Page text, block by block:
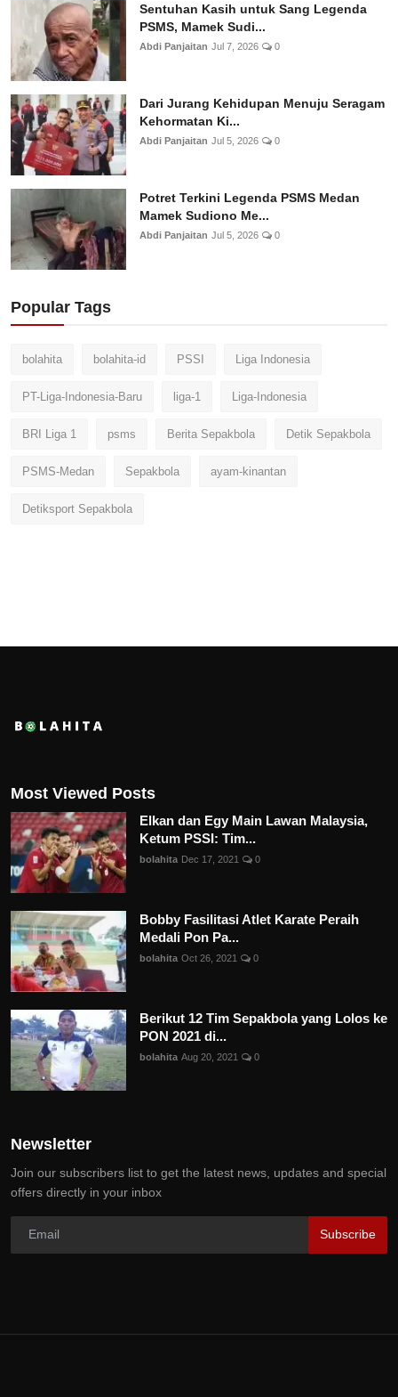
Sentuhan Kasih untuk Sang Legenda
PSMS, Mamek Sudi...
Abdi Panjaitan Jul 7, 2026 0
Dari Jurang Kehidupan Menuju Seragam
Kehormatan Ki...
Abdi Panjaitan Jul 5, 2026 0
Potret Terkini Legenda PSMS Medan
Mamek Sudiono Me...
Abdi Panjaitan Jul 5, 2026 0
Popular Tags
bolahita bolahita-id PSSI Liga Indonesia
PT-Liga-Indonesia-Baru liga-1 Liga-Indonesia
BRI Liga 1 psms Berita Sepakbola Detik Sepakbola
PSMS-Medan Sepakbola ayam-kinantan
Detiksport Sepakbola
Most Viewed Posts
Elkan dan Egy Main Lawan Malaysia,
Ketum PSSI: Tim...
bolahita Dec 17, 2021 0
Bobby Fasilitasi Atlet Karate Peraih
Medali Pon Pa...
bolahita Oct 26, 2021 0
Berikut 12 Tim Sepakbola yang Lolos ke
PON 2021 di...
bolahita Aug 20, 2021 0
Newsletter
Join our subscribers list to get the latest news, updates and special
offers directly in your inbox
Subscribe